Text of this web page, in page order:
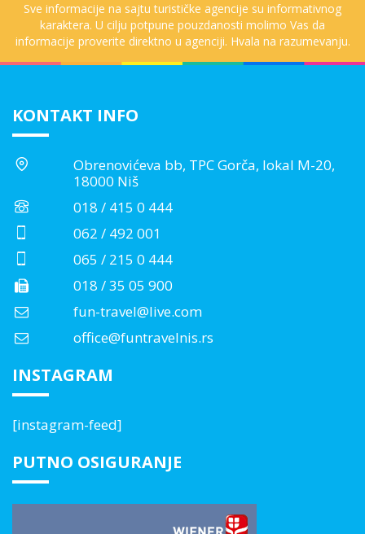
Sve informacije na sajtu turističke agencije su informativnog
karaktera. U cilju potpune pouzdanosti molimo Vas da
informacije proverite direktno u agenciji. Hvala na razumevanju.
KONTAKT INFO
Obrenovićeva bb, TPC Gorča, lokal M-20,
18000 Niš
018 / 415 0 444
062 / 492 001
065 / 215 0 444
018 / 35 05 900
fun-travel@live.com
office@funtravelnis.rs
INSTAGRAM
[instagram-feed]
PUTNO OSIGURANJE